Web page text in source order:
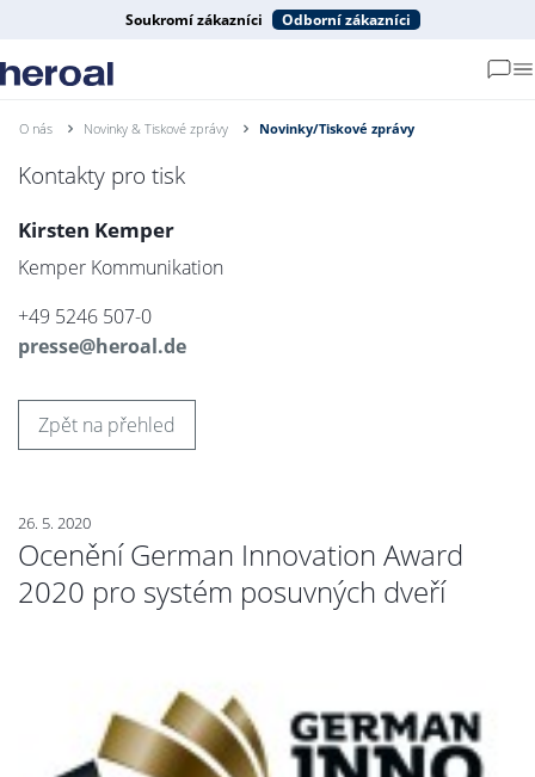
Soukromí zákazníci Odborní zákazníci
O nás Novinky & Tiskové zprávy Novinky/Tiskové zprávy
Kontakty pro tisk
Kirsten Kemper
Kemper Kommunikation
+49 5246 507-0
presse@heroal.de
Zpět na přehled
26. 5. 2020
Ocenění German Innovation Award
2020 pro systém posuvných dveří